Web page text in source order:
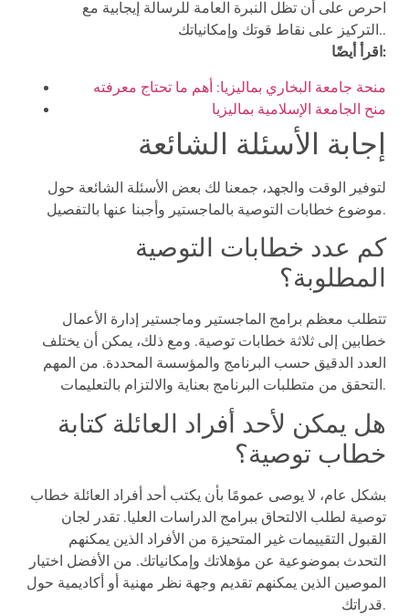
احرص على أن تظل النبرة العامة للرسالة إيجابية مع
التركيز على نقاط قوتك وإمكانياتك..
اقرأ أيضًا:
منحة جامعة البخاري بماليزيا: أهم ما تحتاج معرفته
منح الجامعة الإسلامية بماليزيا
إجابة الأسئلة الشائعة
لتوفير الوقت والجهد، جمعنا لك بعض الأسئلة الشائعة حول
موضوع خطابات التوصية بالماجستير وأجبنا عنها بالتفصيل.
كم عدد خطابات التوصية
المطلوبة؟
تتطلب معظم برامج الماجستير وماجستير إدارة الأعمال
خطابين إلى ثلاثة خطابات توصية. ومع ذلك، يمكن أن يختلف
العدد الدقيق حسب البرنامج والمؤسسة المحددة. من المهم
التحقق من متطلبات البرنامج بعناية والالتزام بالتعليمات.
هل يمكن لأحد أفراد العائلة كتابة
خطاب توصية؟
بشكل عام، لا يوصى عمومًا بأن يكتب أحد أفراد العائلة خطاب
توصية لطلب الالتحاق ببرامج الدراسات العليا. تقدر لجان
القبول التقييمات غير المتحيزة من الأفراد الذين يمكنهم
التحدث بموضوعية عن مؤهلاتك وإمكانياتك. من الأفضل اختيار
الموصين الذين يمكنهم تقديم وجهة نظر مهنية أو أكاديمية حول
قدراتك.